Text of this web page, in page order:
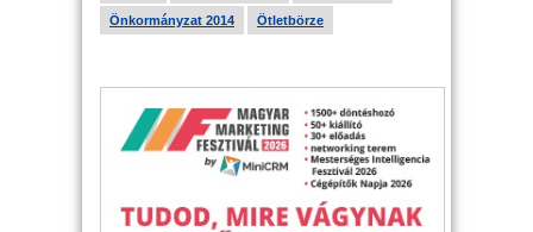
Önkormányzat 2014 Ötletbörze